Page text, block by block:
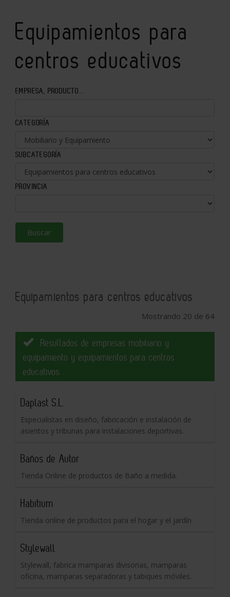
Equipamientos para
centros educativos
EMPRESA, PRODUCTO...
CATEGORÍA
SUBCATEGORÍA
PROVINCIA
Buscar
Equipamientos para centros educativos
Mostrando 20 de 64
Resultados de empresas mobiliario y
equipamiento y equipamientos para centros
educativos:
Daplast S.L.
Especialistas en diseño, fabricación e instalación de
asientos y tribunas para instalaciones deportivas.
Baños de Autor
Tienda Online de productos de Baño a medida.
Habitium
Tienda online de productos para el hogar y el jardín
Stylewall
Stylewall, fabrica mamparas divisorias, mamparas
oficina, mamparas separadoras y tabiques móviles.